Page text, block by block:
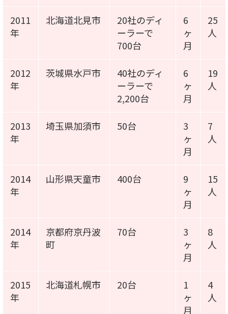
2011
年
北海道北見市
20社のディ
ーラーで
700台
6
ヶ
月
25
人
2012
年
茨城県水戸市
40社のディ
ーラーで
2,200台
6
ヶ
月
19
人
2013
年
埼玉県加須市 50台
3
ヶ
月
7
人
2014
年
山形県天童市 400台
9
ヶ
月
15
人
2014
年
京都府京丹波
町
70台
3
ヶ
月
8
人
2015
年
北海道札幌市 20台
1
ヶ
月
4
人